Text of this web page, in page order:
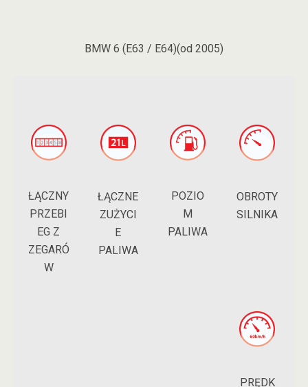
BMW 6 (E63 / E64)(od 2005)
ŁĄCZNY
PRZEBI
EG Z
ZEGARÓ
W
ŁĄCZNE
ZUŻYCI
E
PALIWA
POZIO
M
PALIWA
OBROTY
SILNIKA
PRĘDK